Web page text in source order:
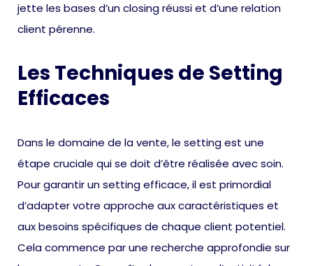
jette les bases d’un closing réussi et d’une relation
client pérenne.
Les Techniques de Setting
Efficaces
Dans le domaine de la vente, le setting est une
étape cruciale qui se doit d’être réalisée avec soin.
Pour garantir un setting efficace, il est primordial
d’adapter votre approche aux caractéristiques et
aux besoins spécifiques de chaque client potentiel.
Cela commence par une recherche approfondie sur